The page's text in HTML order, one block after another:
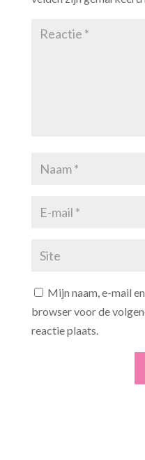
Mijn naam, e-mail
browser voor de
reactie plaats.